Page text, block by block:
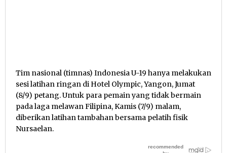
Tim nasional (timnas) Indonesia U-19 hanya melakukan
sesi latihan ringan di Hotel Olympic, Yangon, Jumat
(8/9) petang. Untuk para pemain yang tidak bermain
pada laga melawan Filipina, Kamis (7/9) malam,
diberikan latihan tambahan bersama pelatih fisik
Nursaelan.